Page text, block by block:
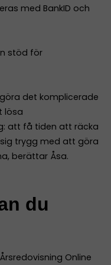
med BankID och
stöd för
det komplicerade
lösa
att få tiden att räcka
trygg med att göra
berättar Åsa.
du
Online